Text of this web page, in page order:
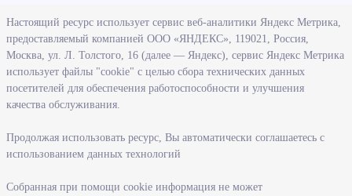
О ведомстве
Деятельность министерства труда и социального развития
Новосибирской области
Контрольно-надзорная деятельность министерства
Государственные программы, реализуемые министерством
Службы и учреждения, подведомственные министерству
Поступление на государственную гражданскую службу
Настоящий ресурс использует сервис веб-аналитики Яндекс Метрика,
предоставляемый компанией ООО «ЯНДЕКС», 119021, Россия,
Москва, ул. Л. Толстого, 16 (далее — Яндекс), сервис Яндекс Метрика
использует файлы "cookie" с целью сбора технических данных
посетителей для обеспечения работоспособности и улучшения
качества обслуживания.
Продолжая использовать ресурс, Вы автоматически соглашаетесь с
использованием данных технологий
Собранная при помощи cookie информация не может